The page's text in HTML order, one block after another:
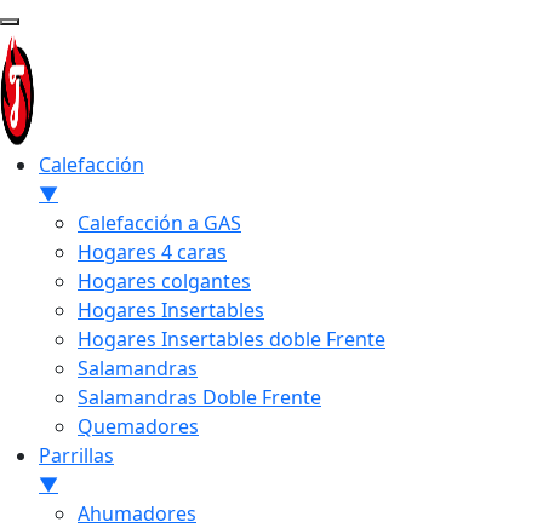
Calefacción
▼
Calefacción a GAS
Hogares 4 caras
Hogares colgantes
Hogares Insertables
Hogares Insertables doble Frente
Salamandras
Salamandras Doble Frente
Quemadores
Parrillas
▼
Ahumadores